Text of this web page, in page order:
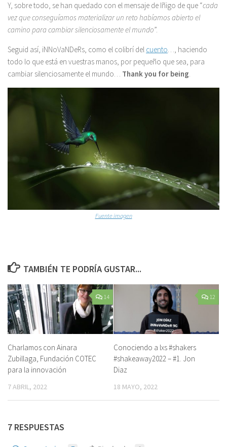
Y, sobre todo, se han quedado con el mensaje de Iñigo de que “cada
vez que conseguíamos materializar un reto habíamos abierto el
camino para cambiar silenciosamente el mundo”.
Seguid así, iNNoVaNDeRs, como el colibrí del cuento…, haciendo
todo lo que está en vuestras manos, por pequeño que sea, para
cambiar silenciosamente el mundo… Thank you for being.
Fuente imagen
TAMBIÉN TE PODRÍA GUSTAR...
14
Charlamos con Ainara
Zubillaga, Fundación COTEC
para la innovación
7 ABRIL, 2022
12
Conociendo a lxs #shakers
#shakeaway2022 – #1. Jon
Diaz
18 MAYO, 2022
7 RESPUESTAS